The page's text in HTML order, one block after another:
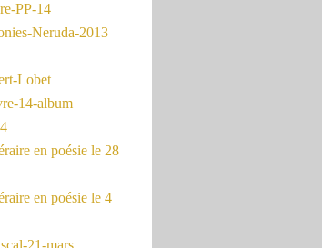
PP-14
Neruda-2013
Lobet
14-album
en poésie le 28
en poésie le 4
21-mars